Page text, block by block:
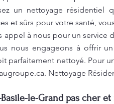
un nettoyage
et sûrs pour votre santé,
appel à nous pour un
nous engageons à offrir
parfaitement nettoyé. Pour
. Nettoyage
le-Grand pas cher